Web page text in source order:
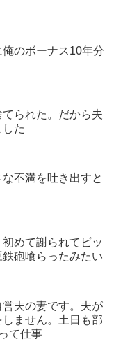
のボーナス10年分
られた。だから夫
た
不満を吐き出すと
めて謝られてビッ
砲喰らったみたい
夫の妻です。夫が
ません。土日も部
て仕事